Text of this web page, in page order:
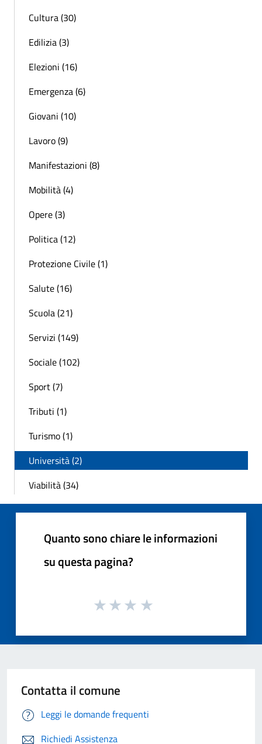
Cultura (30)
Edilizia (3)
Elezioni (16)
Emergenza (6)
Giovani (10)
Lavoro (9)
Manifestazioni (8)
Mobilità (4)
Opere (3)
Politica (12)
Protezione Civile (1)
Salute (16)
Scuola (21)
Servizi (149)
Sociale (102)
Sport (7)
Tributi (1)
Turismo (1)
Università (2)
Viabilità (34)
Quanto sono chiare le informazioni
su questa pagina?
Contatta il comune
Leggi le domande frequenti
Richiedi Assistenza